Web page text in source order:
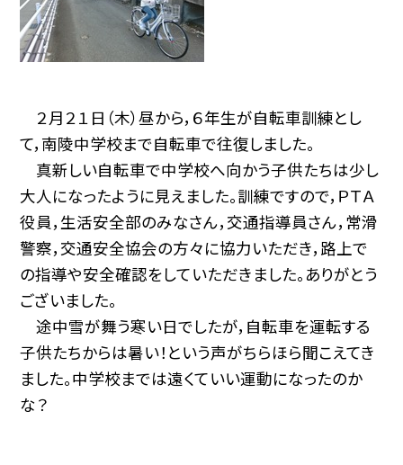
２月２１日（木）昼から，６年生が自転車訓練とし
て，南陵中学校まで自転車で往復しました。
真新しい自転車で中学校へ向かう子供たちは少し
大人になったように見えました。訓練ですので，ＰＴＡ
役員，生活安全部のみなさん，交通指導員さん，常滑
警察，交通安全協会の方々に協力いただき，路上で
の指導や安全確認をしていただきました。ありがとう
ございました。
途中雪が舞う寒い日でしたが，自転車を運転する
子供たちからは暑い！という声がちらほら聞こえてき
ました。中学校までは遠くていい運動になったのか
な？